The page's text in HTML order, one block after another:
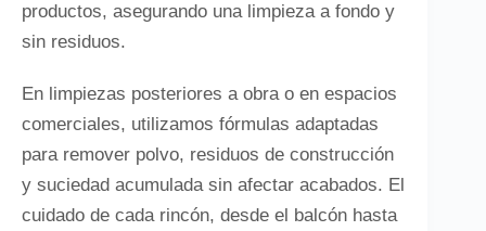
productos, asegurando una limpieza a fondo y
sin residuos.
En limpiezas posteriores a obra o en espacios
comerciales, utilizamos fórmulas adaptadas
para remover polvo, residuos de construcción
y suciedad acumulada sin afectar acabados. El
cuidado de cada rincón, desde el balcón hasta